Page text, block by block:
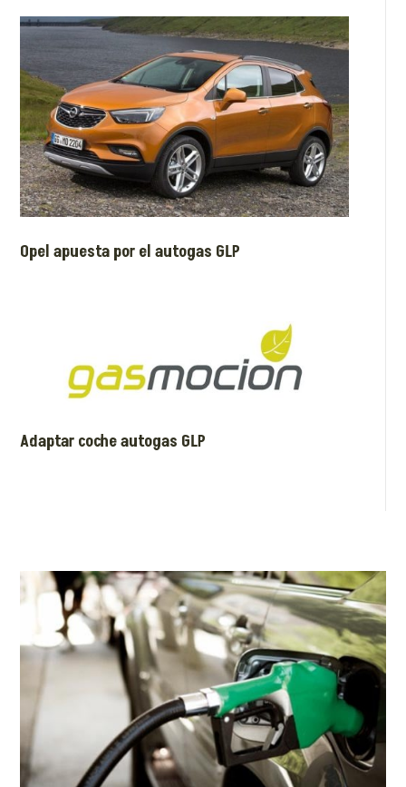
Opel apuesta por el autogas GLP
Adaptar coche autogas GLP